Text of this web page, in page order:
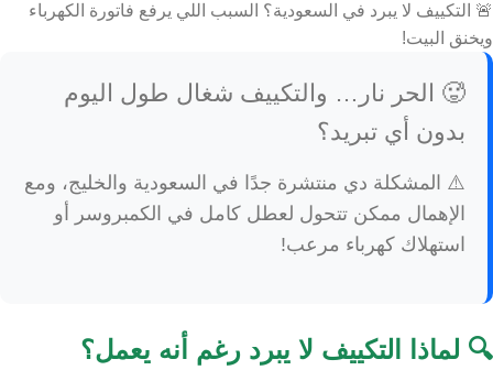
🚨 التكييف لا يبرد في السعودية؟ السبب اللي يرفع فاتورة الكهرباء
ويخنق البيت!
🥵 الحر نار… والتكييف شغال طول اليوم
بدون أي تبريد؟
⚠️ المشكلة دي منتشرة جدًا في السعودية والخليج، ومع
الإهمال ممكن تتحول لعطل كامل في الكمبروسر أو
استهلاك كهرباء مرعب!
🔍 لماذا التكييف لا يبرد رغم أنه يعمل؟